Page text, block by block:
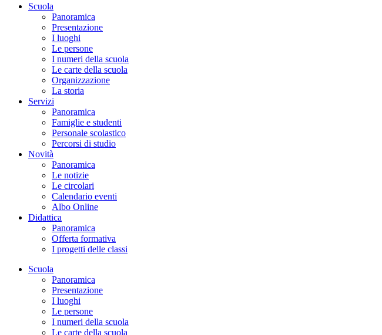
Scuola
Panoramica
Presentazione
I luoghi
Le persone
I numeri della scuola
Le carte della scuola
Organizzazione
La storia
Servizi
Panoramica
Famiglie e studenti
Personale scolastico
Percorsi di studio
Novità
Panoramica
Le notizie
Le circolari
Calendario eventi
Albo Online
Didattica
Panoramica
Offerta formativa
I progetti delle classi
Scuola
Panoramica
Presentazione
I luoghi
Le persone
I numeri della scuola
Le carte della scuola